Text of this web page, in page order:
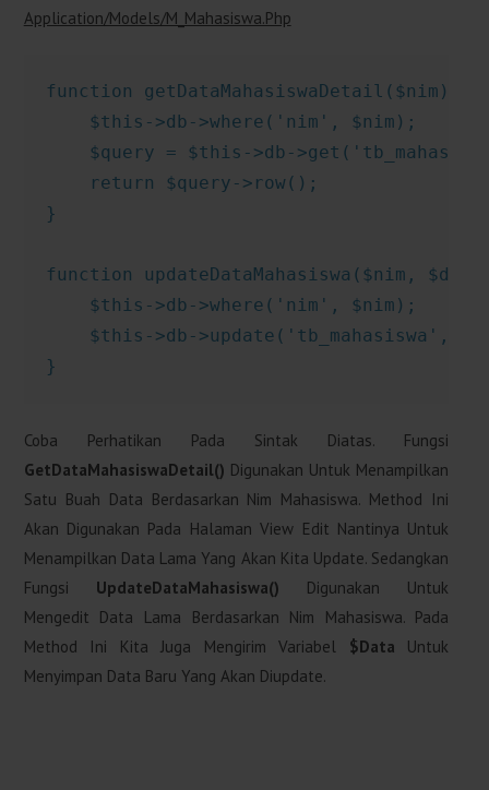
Application/models/M_Mahasiswa.php
function getDataMahasiswaDetail($nim) {
    $this->db->where('nim', $nim);
$query = $this->db-
    return $query->row();
}
function updateDataMahasiswa($nim,
    $this->db->where('nim', $nim);
$this->db->update('tb_mahasiswa',
}
Coba Perhatikan Pada Sintak Diatas. Fungsi
GetDataMahasiswaDetail() Digunakan Untuk Menampilkan
Satu Buah Data Berdasarkan Nim Mahasiswa. Method Ini
Akan Digunakan Pada Halaman View Edit Nantinya Untuk
Menampilkan Data Lama Yang Akan Kita Update. Sedangkan
Fungsi UpdateDataMahasiswa() Digunakan Untuk
Mengedit Data Lama Berdasarkan Nim Mahasiswa. Pada
Method Ini Kita Juga Mengirim Variabel $data Untuk
Menyimpan Data Baru Yang Akan Diupdate.